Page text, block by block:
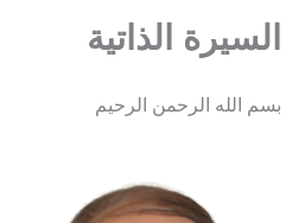
السيرة الذاتية
بسم الله الرحمن الرحيم